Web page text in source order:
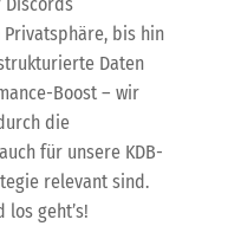
bis hin
Daten
Boost – wir
die
für unsere KDB-
relevant sind.
los geht’s!